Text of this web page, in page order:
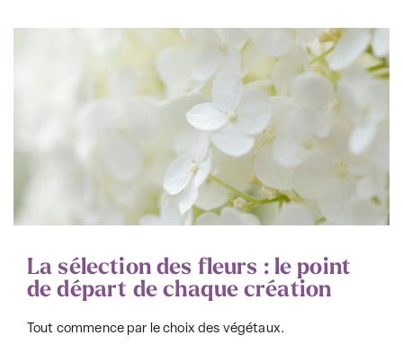
La sélection des fleurs : le point
de départ de chaque création
Tout commence par le choix des végétaux.